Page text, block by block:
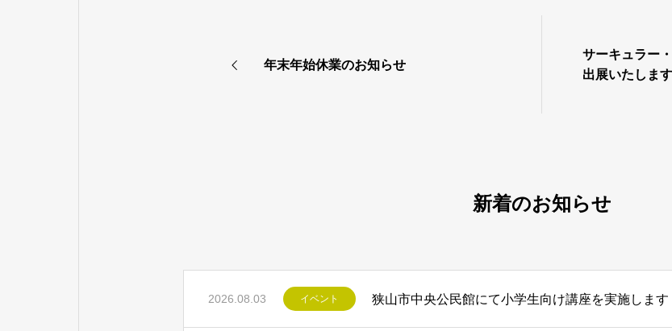
年末年始休業のお知らせ
サーキュラー
出展いたします
新着のお知らせ
2026.08.03 イベント 狭山市中央公民館にて小学生向け講座を実施します